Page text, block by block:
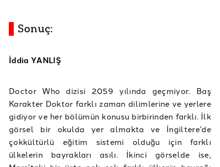
Sonuç:
İddia YANLIŞ
Doctor Who dizisi 2059 yılında geçmiyor. Baş
Karakter Doktor farklı zaman dilimlerine ve yerlere
gidiyor ve her bölümün konusu birbirinden farklı. İlk
görsel bir okulda yer almakta ve İngiltere’de
çokkültürlü eğitim sistemi olduğu için farklı
ülkelerin bayrakları asılı. İkinci görselde ise,